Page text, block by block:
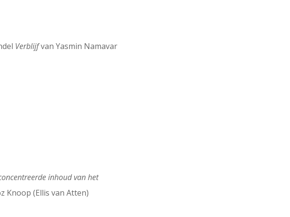
Verblijfvan Yasmin Namavar
inhoud van het
Knoop (Ellis van Atten)